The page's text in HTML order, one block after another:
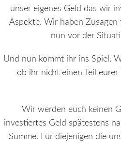
unser eigenes Geld das wir
Aspekte. Wir haben Zusagen
nun vor der
Und nun kommt ihr ins Spiel.
ob ihr nicht einen Teil
Wir werden euch keinen
investiertes Geld spätestens
Summe. Für diejenigen die